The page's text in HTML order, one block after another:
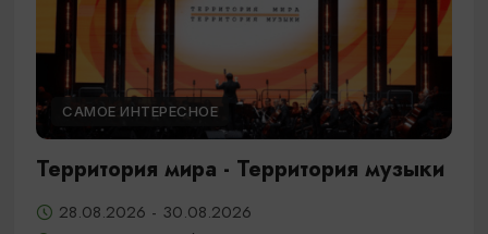
САМОЕ ИНТЕРЕСНОЕ
Территория мира - Территория музыки
28.08.2026 - 30.08.2026